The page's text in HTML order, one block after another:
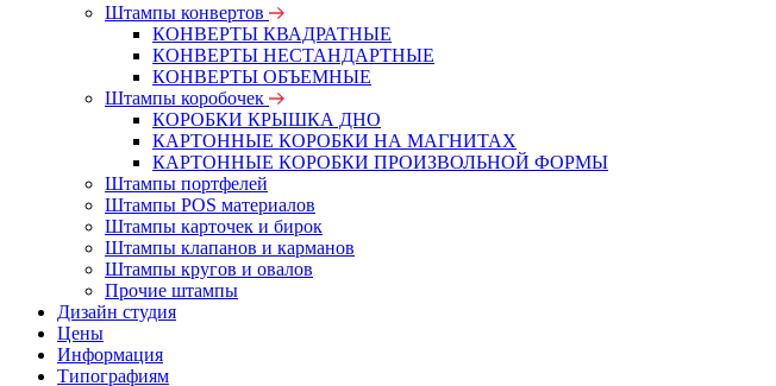
Штампы конвертов
КОНВЕРТЫ КВАДРАТНЫЕ
КОНВЕРТЫ НЕСТАНДАРТНЫЕ
КОНВЕРТЫ ОБЪЕМНЫЕ
Штампы коробочек
КОРОБКИ КРЫШКА ДНО
КАРТОННЫЕ КОРОБКИ НА МАГНИТАХ
КАРТОННЫЕ КОРОБКИ ПРОИЗВОЛЬНОЙ ФОРМЫ
Штампы портфелей
Штампы POS материалов
Штампы карточек и бирок
Штампы клапанов и карманов
Штампы кругов и овалов
Прочие штампы
Дизайн студия
Цены
Информация
Типографиям